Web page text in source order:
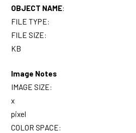
OBJECT NAME:
FILE TYPE:
FILE SIZE:
KB
Image Notes
IMAGE SIZE:
x
pixel
COLOR SPACE: